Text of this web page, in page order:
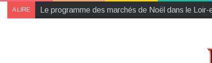
A LIRE Collectes des Banques Alimentaires et de